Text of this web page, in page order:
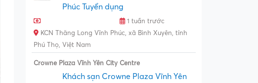
Phúc Tuyển dụng
1 tuần trước
KCN Thăng Long Vĩnh Phúc, xã Bình Xuyên, tỉnh
Phú Thọ, Việt Nam
Crowne Plaza Vĩnh Yên City Centre
Khách sạn Crowne Plaza Vĩnh Yên